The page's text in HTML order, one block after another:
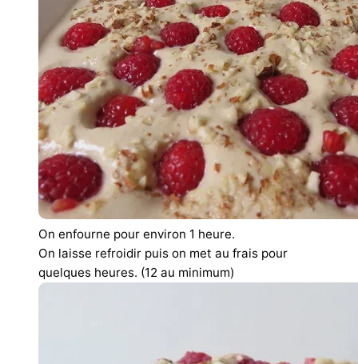
On enfourne pour environ 1 heure.
On laisse refroidir puis on met au frais pour
quelques heures. (12 au minimum)